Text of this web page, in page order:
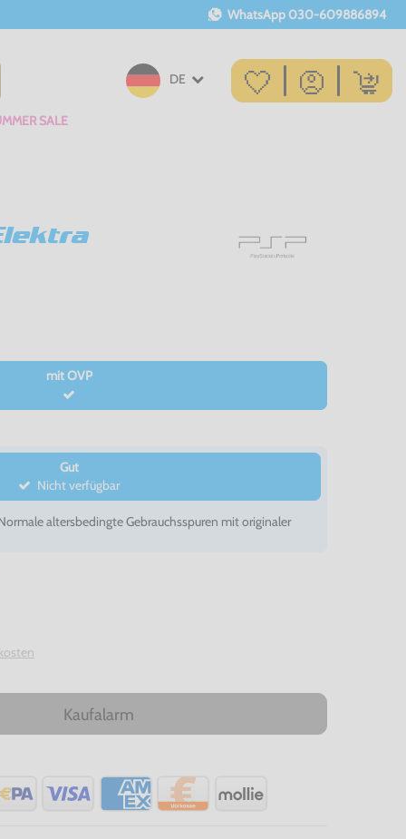
WhatsApp 030-609886894
DE
SALE
mit OVP
Gut
Nicht verfügbar
altersbedingte Gebrauchsspuren mit originaler
Kaufalarm